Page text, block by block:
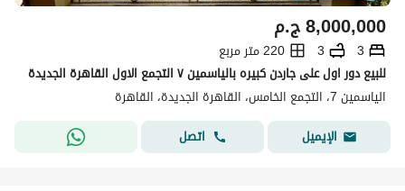
ج.م8,000,000
3
3
220 متر مربع
للبيع دور اول على جاردن كبيره بالياسمين ٧ التجمع الاول القاهرة الجديدة
الياسمين 7، التجمع الخامس، القاهرة الجديدة، القاهرة
الإيميل
اتصل